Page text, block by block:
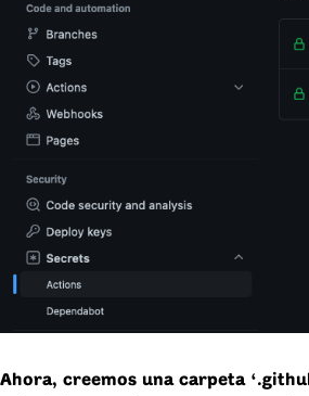
Ahora, creemos una carpeta